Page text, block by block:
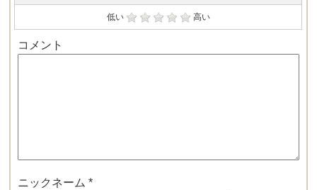
低い 高い
コメント
ニックネーム*